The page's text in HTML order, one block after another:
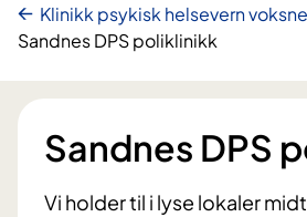
Klinikk psykisk helsevern voksne
Sandnes DPS poliklinikk
Sandnes DPS
Vi holder til i lyse lokaler